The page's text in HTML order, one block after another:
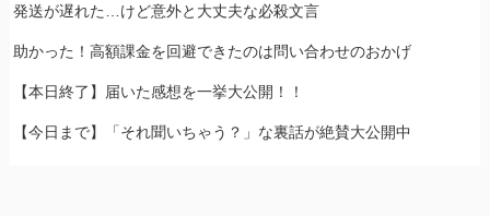
発送が遅れた…けど意外と大丈夫な必殺文言
助かった！高額課金を回避できたのは問い合わせのおかげ
【本日終了】届いた感想を一挙大公開！！
【今日まで】「それ聞いちゃう？」な裏話が絶賛大公開中